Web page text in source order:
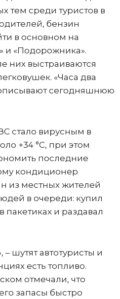
тем среди туристов в
бензин
в основном на
и «Подорожника».
них выстраиваются
«Часа два
сегодняшнюю
стало вирусным в
+34 °C, при этом
последние
кондиционер
из местных жителей
в очереди: купил
пакетиках и раздавал
шутят автотуристы и
есть топливо.
отмечали, что
запасы быстро